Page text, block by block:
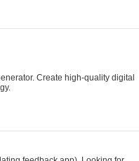
Create high-quality digital